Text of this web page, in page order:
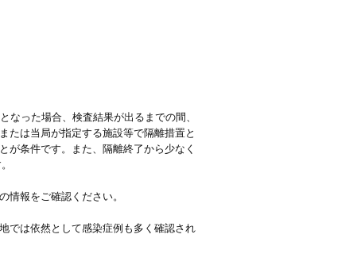
なった場合、検査結果が出るまでの間、
たは当局が指定する施設等で隔離措置と
が条件です。また、隔離終了から少なく
報をご確認ください。
では依然として感染症例も多く確認され